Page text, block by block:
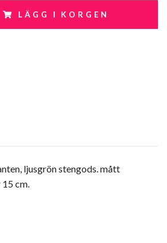
LÄGG I KORGEN
ljusgrön stengods. mått
cm.